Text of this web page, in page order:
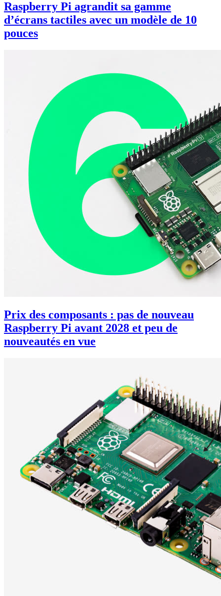
Raspberry Pi agrandit sa gamme
d’écrans tactiles avec un modèle de 10
pouces
Prix des composants : pas de nouveau
Raspberry Pi avant 2028 et peu de
nouveautés en vue